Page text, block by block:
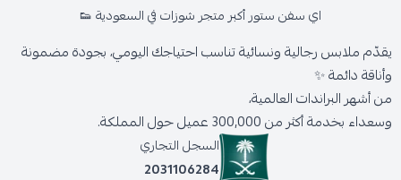
اي سفن ستور أكبر متجر شوزات في السعودية 👟
يقدّم ملابس رجالية ونسائية تناسب احتياجك اليومي، بجودة مضمونة
وأناقة دائمة ✨
من أشهر البراندات العالمية،
وسعداء بخدمة أكثر من 300,000 عميل حول المملكة.
السجل التجاري
2031106284